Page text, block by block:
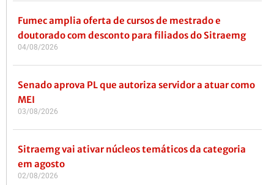
Fumec amplia oferta de cursos de mestrado e
doutorado com desconto para filiados do Sitraemg
04/08/2026
Senado aprova PL que autoriza servidor a atuar como
MEI
03/08/2026
Sitraemg vai ativar núcleos temáticos da categoria
em agosto
02/08/2026